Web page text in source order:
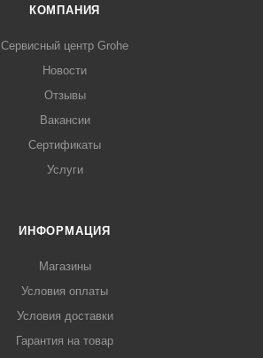
КОМПАНИЯ
Сервисный центр Grohe
Новости
Отзывы
Вакансии
Сертификаты
Услуги
ИНФОРМАЦИЯ
Магазины
Условия оплаты
Условия доставки
Гарантия на товар